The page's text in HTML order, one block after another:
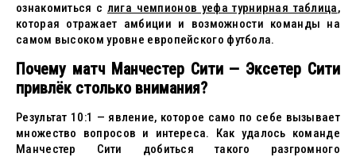
ознакомиться с лига чемпионов уефа турнирная таблица,
которая отражает амбиции и возможности команды на
самом высоком уровне европейского футбола.
Почему матч Манчестер Сити — Эксетер Сити
привлёк столько внимания?
Результат 10:1 — явление, которое само по себе вызывает
множество вопросов и интереса. Как удалось команде
Манчестер Сити добиться такого разгромного